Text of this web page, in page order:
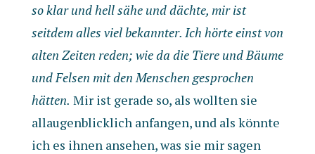
so klar und hell sähe und dächte, mir ist
seitdem alles viel bekannter. Ich hörte einst von
alten Zeiten reden; wie da die Tiere und Bäume
und Felsen mit den Menschen gesprochen
hätten. Mir ist gerade so, als wollten sie
allaugenblicklich anfangen, und als könnte
ich es ihnen ansehen, was sie mir sagen